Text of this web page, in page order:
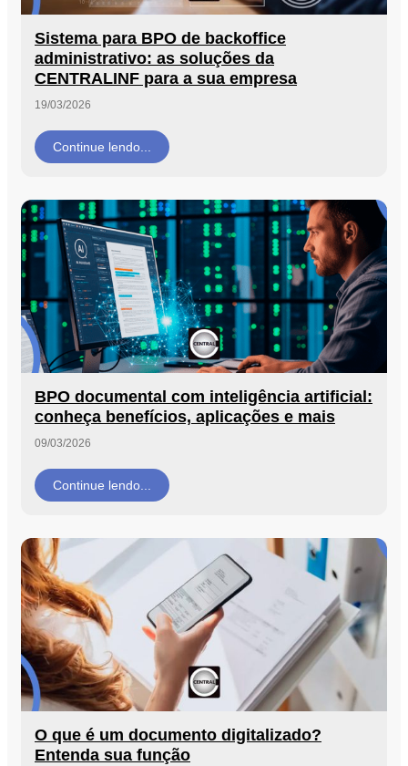
Sistema para BPO de backoffice
administrativo: as soluções da
CENTRALINF para a sua empresa
19/03/2026
Continue lendo...
BPO documental com inteligência artificial:
conheça benefícios, aplicações e mais
09/03/2026
Continue lendo...
O que é um documento digitalizado?
Entenda sua função